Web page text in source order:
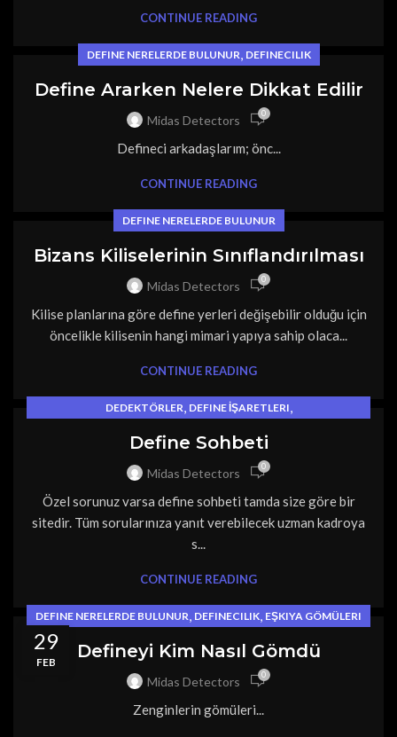
CONTINUE READING
DEFINE NERELERDE BULUNUR, DEFINECILIK
Define Ararken Nelere Dikkat Edilir
Midas Detectors 0
Defineci arkadaşlarım; önc...
CONTINUE READING
DEFINE NERELERDE BULUNUR
Bizans Kiliselerinin Sınıflandırılması
Midas Detectors 0
Kilise planlarına göre define yerleri değişebilir olduğu için
öncelikle kilisenin hangi mimari yapıya sahip olaca...
CONTINUE READING
DEDEKTÖRLER, DEFINE İŞARETLERI,
FOTOĞRAFLI DEFINE İŞARETLERI
OYMA İŞARETLERI VE ANLAMLARI
Define Sohbeti
Midas Detectors 0
Özel sorunuz varsa define sohbeti tamda size göre bir
sitedir. Tüm sorularınıza yanıt verebilecek uzman kadroya
s...
CONTINUE READING
29
FEB
DEFINE NERELERDE BULUNUR, DEFINECILIK, EŞKIYA GÖMÜLERI
Defineyi Kim Nasıl Gömdü
Midas Detectors 0
Zenginlerin gömüleri...